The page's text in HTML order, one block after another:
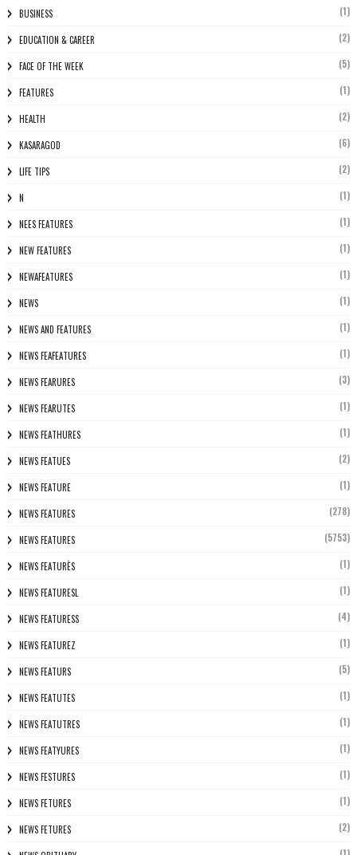
BUSINESS (1)
EDUCATION & CAREER (2)
FACE OF THE WEEK (5)
FEATURES (1)
HEALTH (2)
KASARAGOD (6)
LIFE TIPS (2)
N (1)
NEES FEATURES (1)
NEW FEATURES (1)
NEWAFEATURES (1)
NEWS (1)
NEWS AND FEATURES (1)
NEWS FEAFEATURES (1)
NEWS FEARURES (3)
NEWS FEARUTES (1)
NEWS FEATHURES (1)
NEWS FEATUES (2)
NEWS FEATURE (1)
NEWS FEATURES (278)
NEWS FEATURES (5753)
NEWS FEATURÈS (1)
NEWS FEATURESL (1)
NEWS FEATURESS (4)
NEWS FEATUREZ (1)
NEWS FEATURS (5)
NEWS FEATUTES (1)
NEWS FEATUTRES (1)
NEWS FEATYURES (1)
NEWS FESTURES (1)
NEWS FETURES (1)
NEWS FETURES (2)